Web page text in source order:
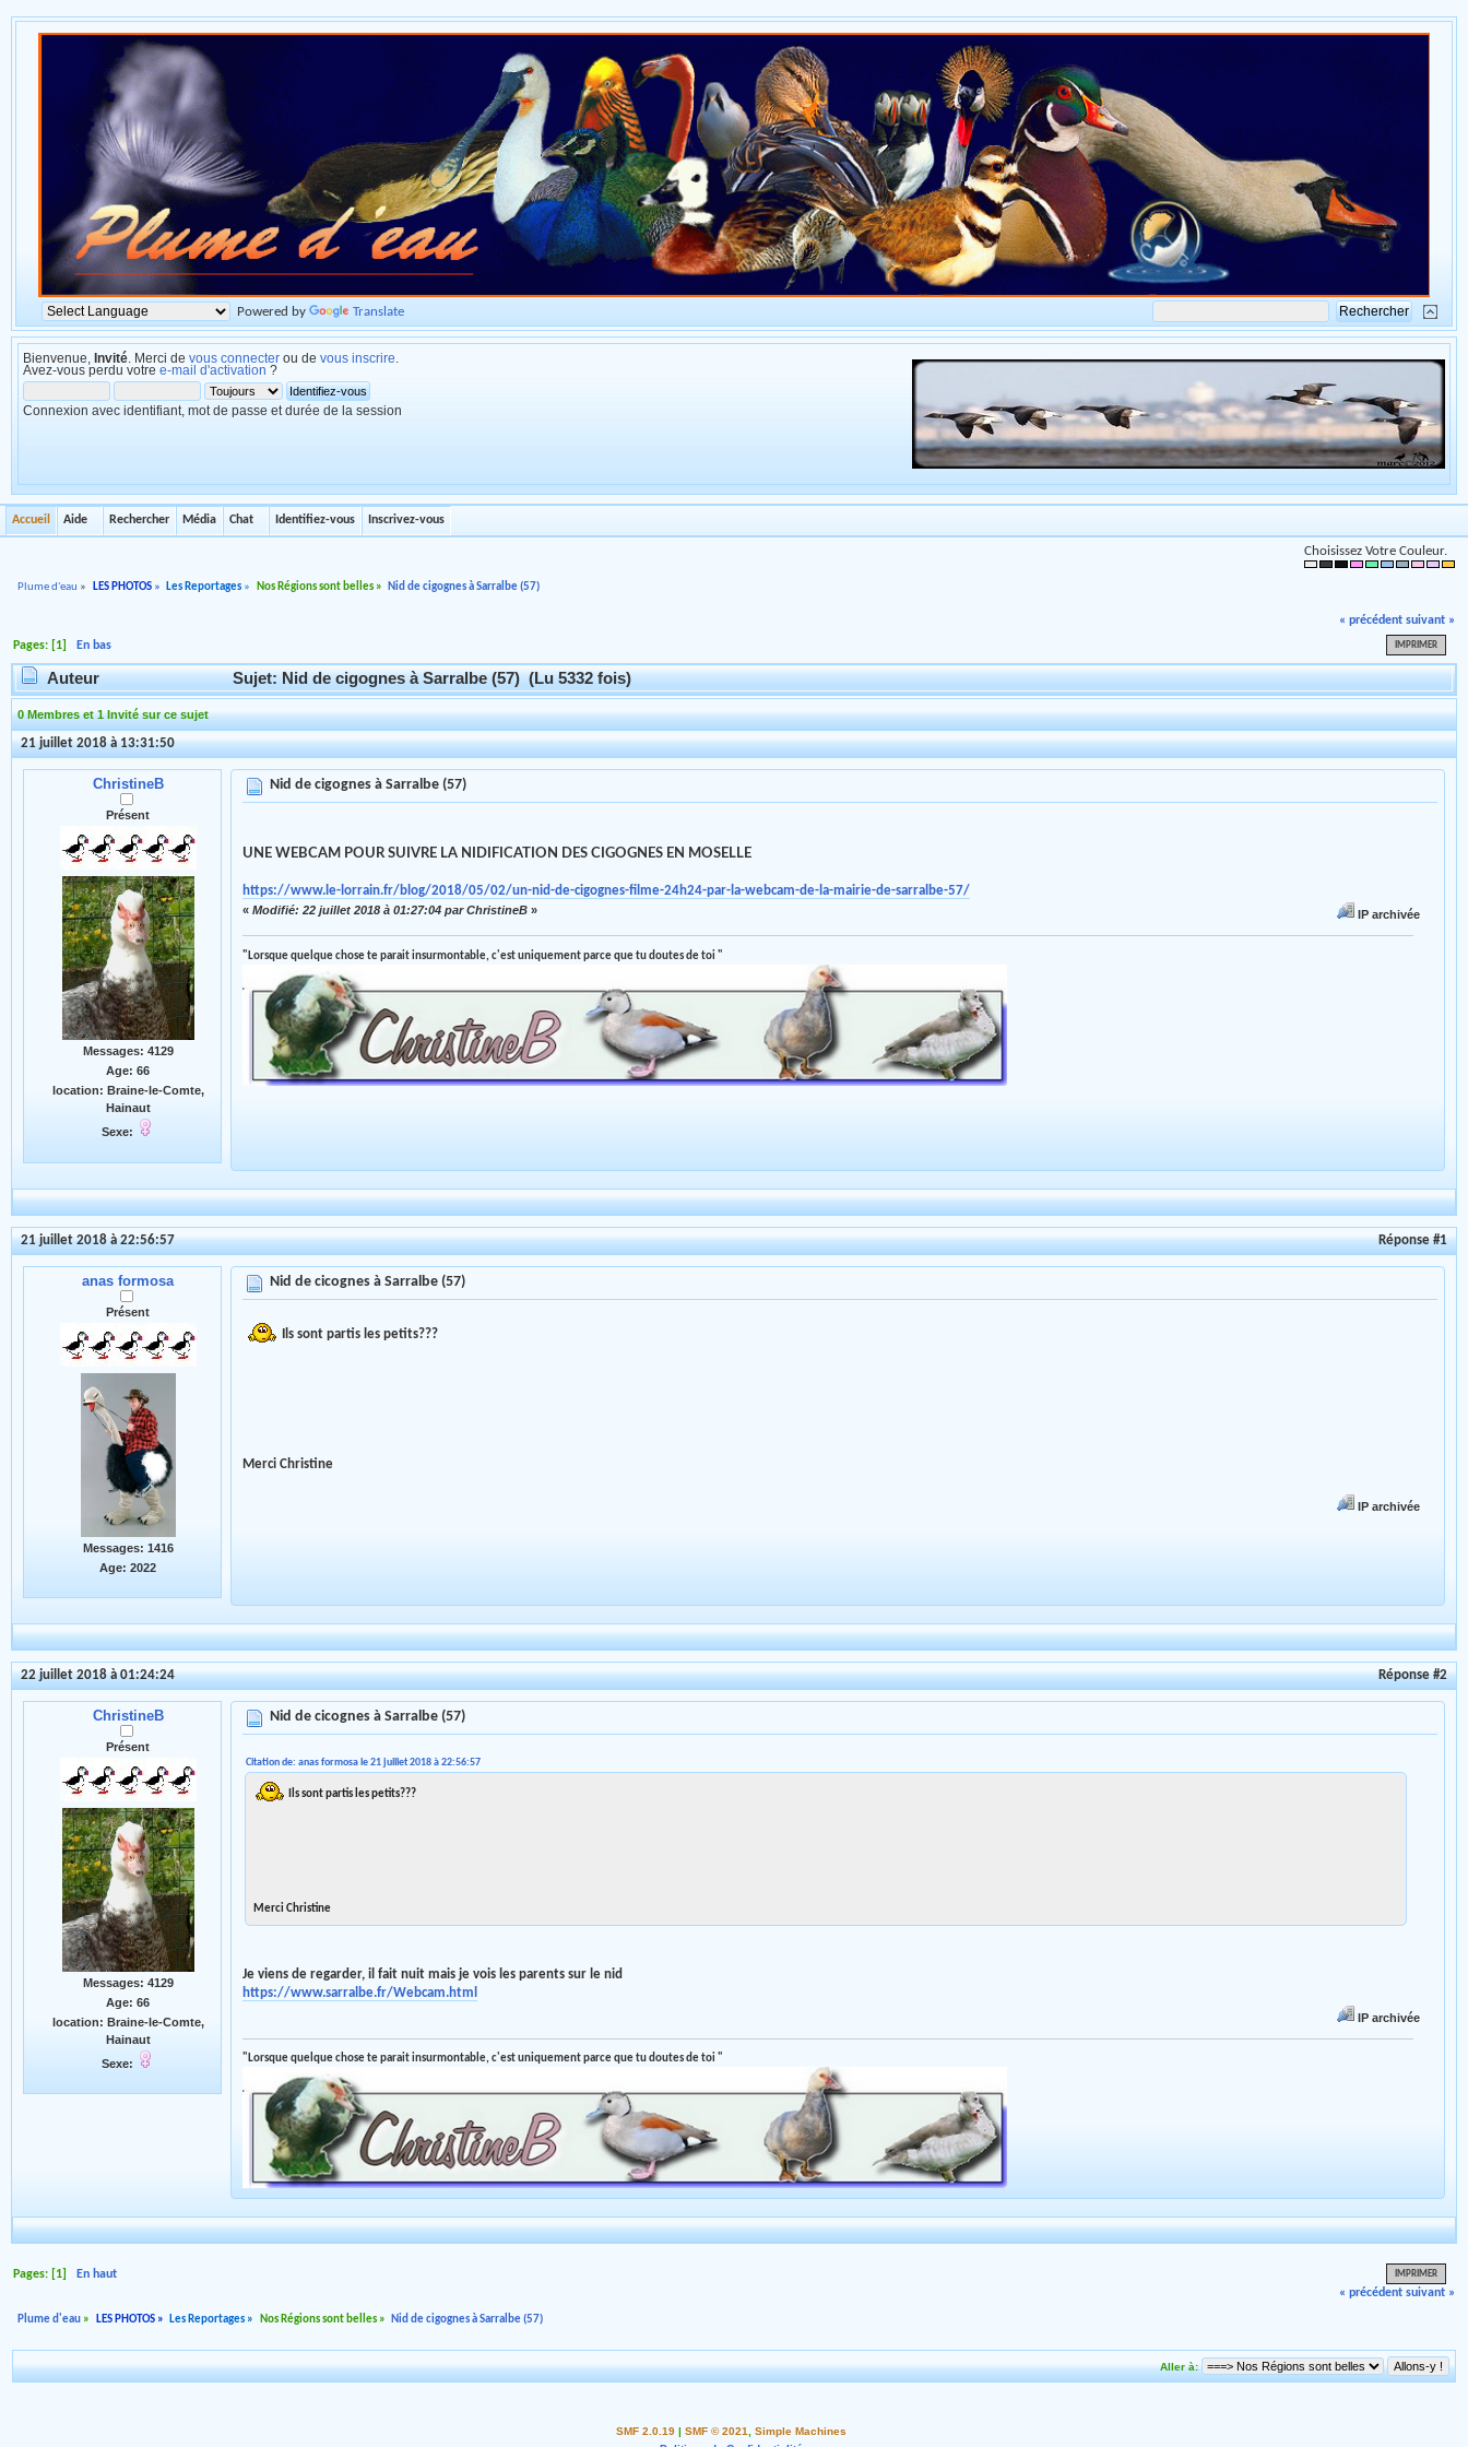
Powered by Translate
Bienvenue, Invité . Merci de vous connecter ou de vous inscrire
Avez-vous perdu votre e-mail d'activation ?
Connexion avec identifiant, mot de passe et durée de la session
Accueil Aide Rechercher Média Chat Identifiez-vous Inscrivez-vous
Choisissez Votre Couleur.
Plume d'eau » LES PHOTOS » Les Reportages » Nos Régions sont belles» Nid de cigognes à Sarralbe (57)
« précédent suivant »
IMPRIMER
Pages: [1] En bas
Auteur Sujet: Nid de cigognes à Sarralbe (57) (Lu 5332 fois)
0 Membres et 1 Invité sur ce sujet
21 juillet 2018 à 13:31:50
ChristineB
Présent
Messages: 4129
Age: 66
location: Braine-le-Comte,
Hainaut
Sexe:
Nid de cigognes à Sarralbe (57)
UNE WEBCAM POUR SUIVRE LA NIDIFICATION DES CIGOGNES EN MOSELLE
https://www.le-lorrain.fr/blog/2018/05/02/un-nid-de-cigognes-filme-24h24-par-la-webcam-de-la-mairie-de-sarralbe-57/
« Modifié: 22 juillet 2018 à 01:27:04 par ChristineB » IP archivée
"Lorsque quelque chose te parait insurmontable, c'est uniquement parce que tu doutes de toi "
21 juillet 2018 à 22:56:57 Réponse #1
anas formosa
Présent
Messages: 1416
Age: 2022
Nid de cicognes à Sarralbe (57)
Ils sont partis les petits???
Merci Christine
IP archivée
22 juillet 2018 à 01:24:24 Réponse #2
ChristineB
Présent
Messages: 4129
Age: 66
location: Braine-le-Comte,
Hainaut
Sexe:
Nid de cicognes à Sarralbe (57)
Citation de: anas formosa le 21 juillet 2018 à 22:56:57
Ils sont partis les petits???
Merci Christine
Je viens de regarder, il fait nuit mais je vois les parents sur le nid
https://www.sarralbe.fr/Webcam.html
IP archivée
"Lorsque quelque chose te parait insurmontable, c'est uniquement parce que tu doutes de toi "
IMPRIMER
Pages: [1]
En haut
« précédent suivant »
Plume d'eau » LES PHOTOS » Les Reportages » Nos Régions sont belles» Nid de cigognes à Sarralbe (57)
Aller à:
SMF 2.0.19 | SMF © 2021
Simple Machines